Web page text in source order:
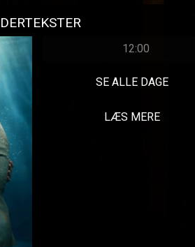
12:00
SE ALLE DAGE
LÆS MERE